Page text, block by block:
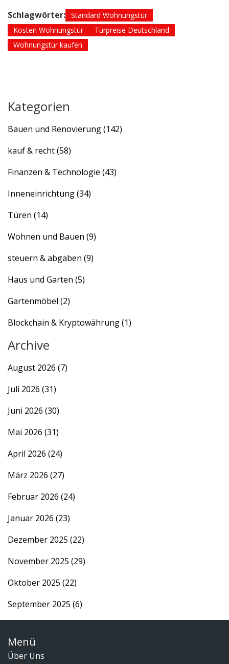
Schlagwörter: Standard Wohnungstür
Kosten Wohnungstür
Türpreise Deutschland
Wohnungstür kaufen
Kategorien
Bauen und Renovierung(142)
kauf & recht(58)
Finanzen & Technologie (43)
Inneneinrichtung(34)
Türen (14)
Wohnen und Bauen (9)
steuern & abgaben (9)
Haus und Garten (5)
Gartenmöbel (2)
Blockchain & Kryptowährung(1)
Archive
August 2026 (7)
Juli 2026 (31)
Juni 2026 (30)
Mai 2026 (31)
April 2026 (24)
März 2026 (27)
Februar 2026 (24)
Januar 2026 (23)
Dezember 2025 (22)
November 2025 (29)
Oktober 2025 (22)
September 2025 (6)
Menü
Über Uns